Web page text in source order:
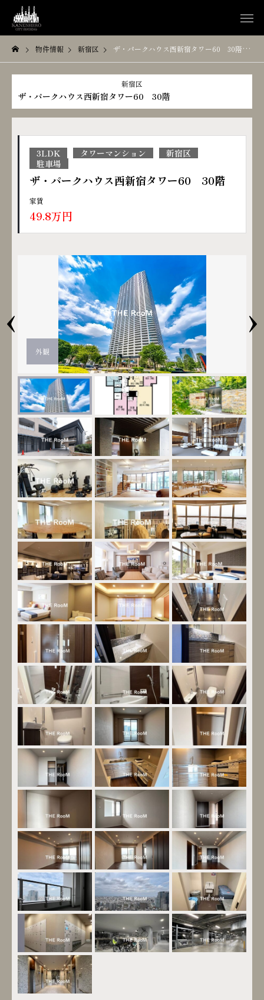
物件情報 新宿区 ザ・パークハウス西新宿タワー60 30階
新宿区
ザ・パークハウス西新宿タワー60 30階
3LDK タワーマンション
新宿区
駐車場
ザ・パークハウス西新宿タワー60 30階
家賃
49.8万円
外観
‹ ›